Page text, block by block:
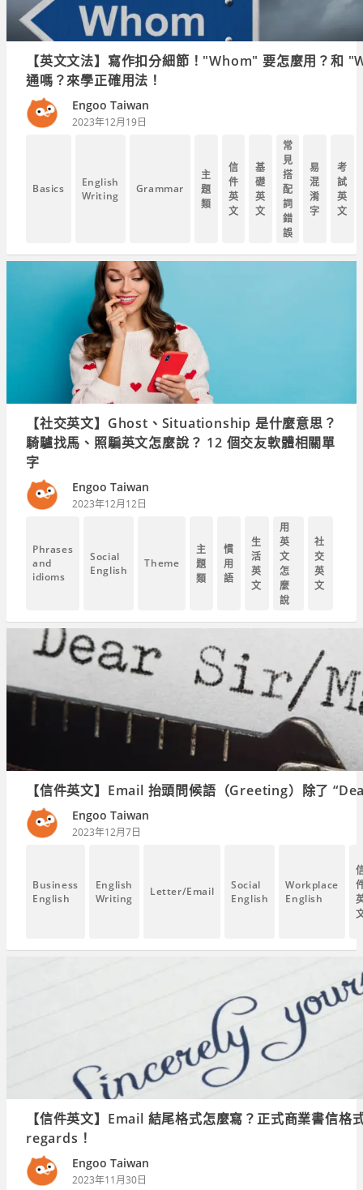
【英文文法】寫作扣分細節！"Whom" 要怎麼用？和
通嗎？來學正確用法！
Engoo Taiwan
2023年12月19日
Basics
English
Writing
Grammar
主
題
類
信
件
英
文
基
礎
英
文
常
見
搭
配
詞
錯
誤
易
混
淆
字
考
試
英
文
【社交英文】Ghost、Situationship 是什麼意思？
騎驢找馬、照騙英文怎麼說？ 12 個交友軟體相關單
字
Engoo Taiwan
2023年12月12日
Phrases
and
idioms
Social
English
Theme
主
題
類
慣
用
語
生
活
英
文
用
英
文
怎
麼
說
社
交
英
文
【信件英文】Email 抬頭問候語（Greeting）除了
Engoo Taiwan
2023年12月7日
Business
English
English
Writing
Letter/Email
Social
English
Workplace
English
【信件英文】Email 結尾格式怎麼寫？正式商業書信格
regards！
Engoo Taiwan
2023年11月30日